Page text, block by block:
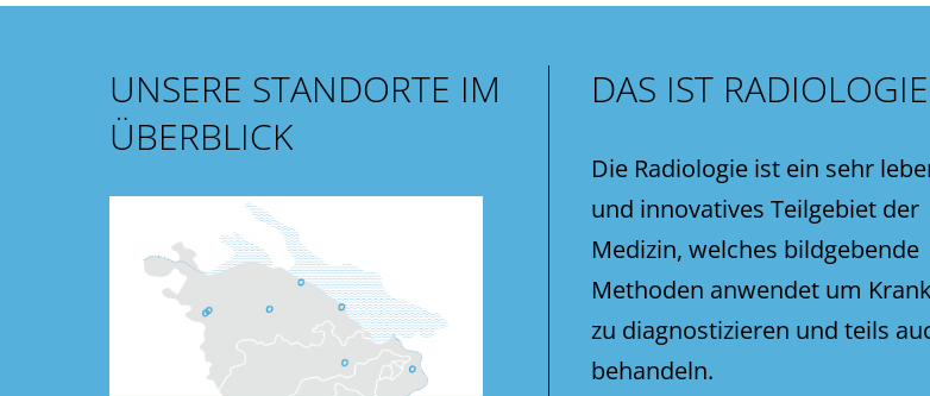
UNSERE STANDORTE IM
ÜBERBLICK
DAS IST RADIOLOGIE
Die Radiologie ist ein sehr
und innovatives Teilgebiet der
Medizin, welches bildgebende
Methoden anwendet um
zu diagnostizieren und teils
behandeln.